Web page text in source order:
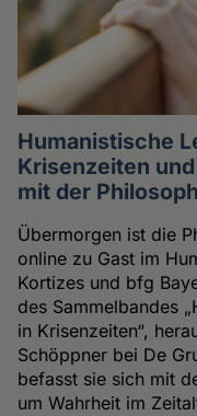
Humanistische
Krisenzeiten
mit der
Übermorgen ist die
online zu Gast im
Kortizes und bfg
des Sammelbandes
in Krisenzeiten“,
Schöppner bei De
befasst sie sich mit
um Wahrheit im